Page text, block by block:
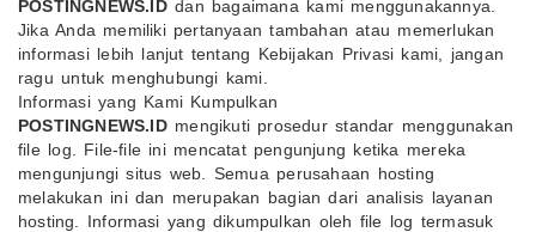
POSTINGNEWS.IDdan bagaimana kami menggunakannya.
Jika Anda memiliki pertanyaan tambahan atau memerlukan
informasi lebih lanjut tentang Kebijakan Privasi kami, jangan
ragu untuk menghubungi kami.
Informasi yang Kami Kumpulkan
POSTINGNEWS.IDmengikuti prosedur standar menggunakan
file log. File-file ini mencatat pengunjung ketika mereka
mengunjungi situs web. Semua perusahaan hosting
melakukan ini dan merupakan bagian dari analisis layanan
hosting. Informasi yang dikumpulkan oleh file log termasuk